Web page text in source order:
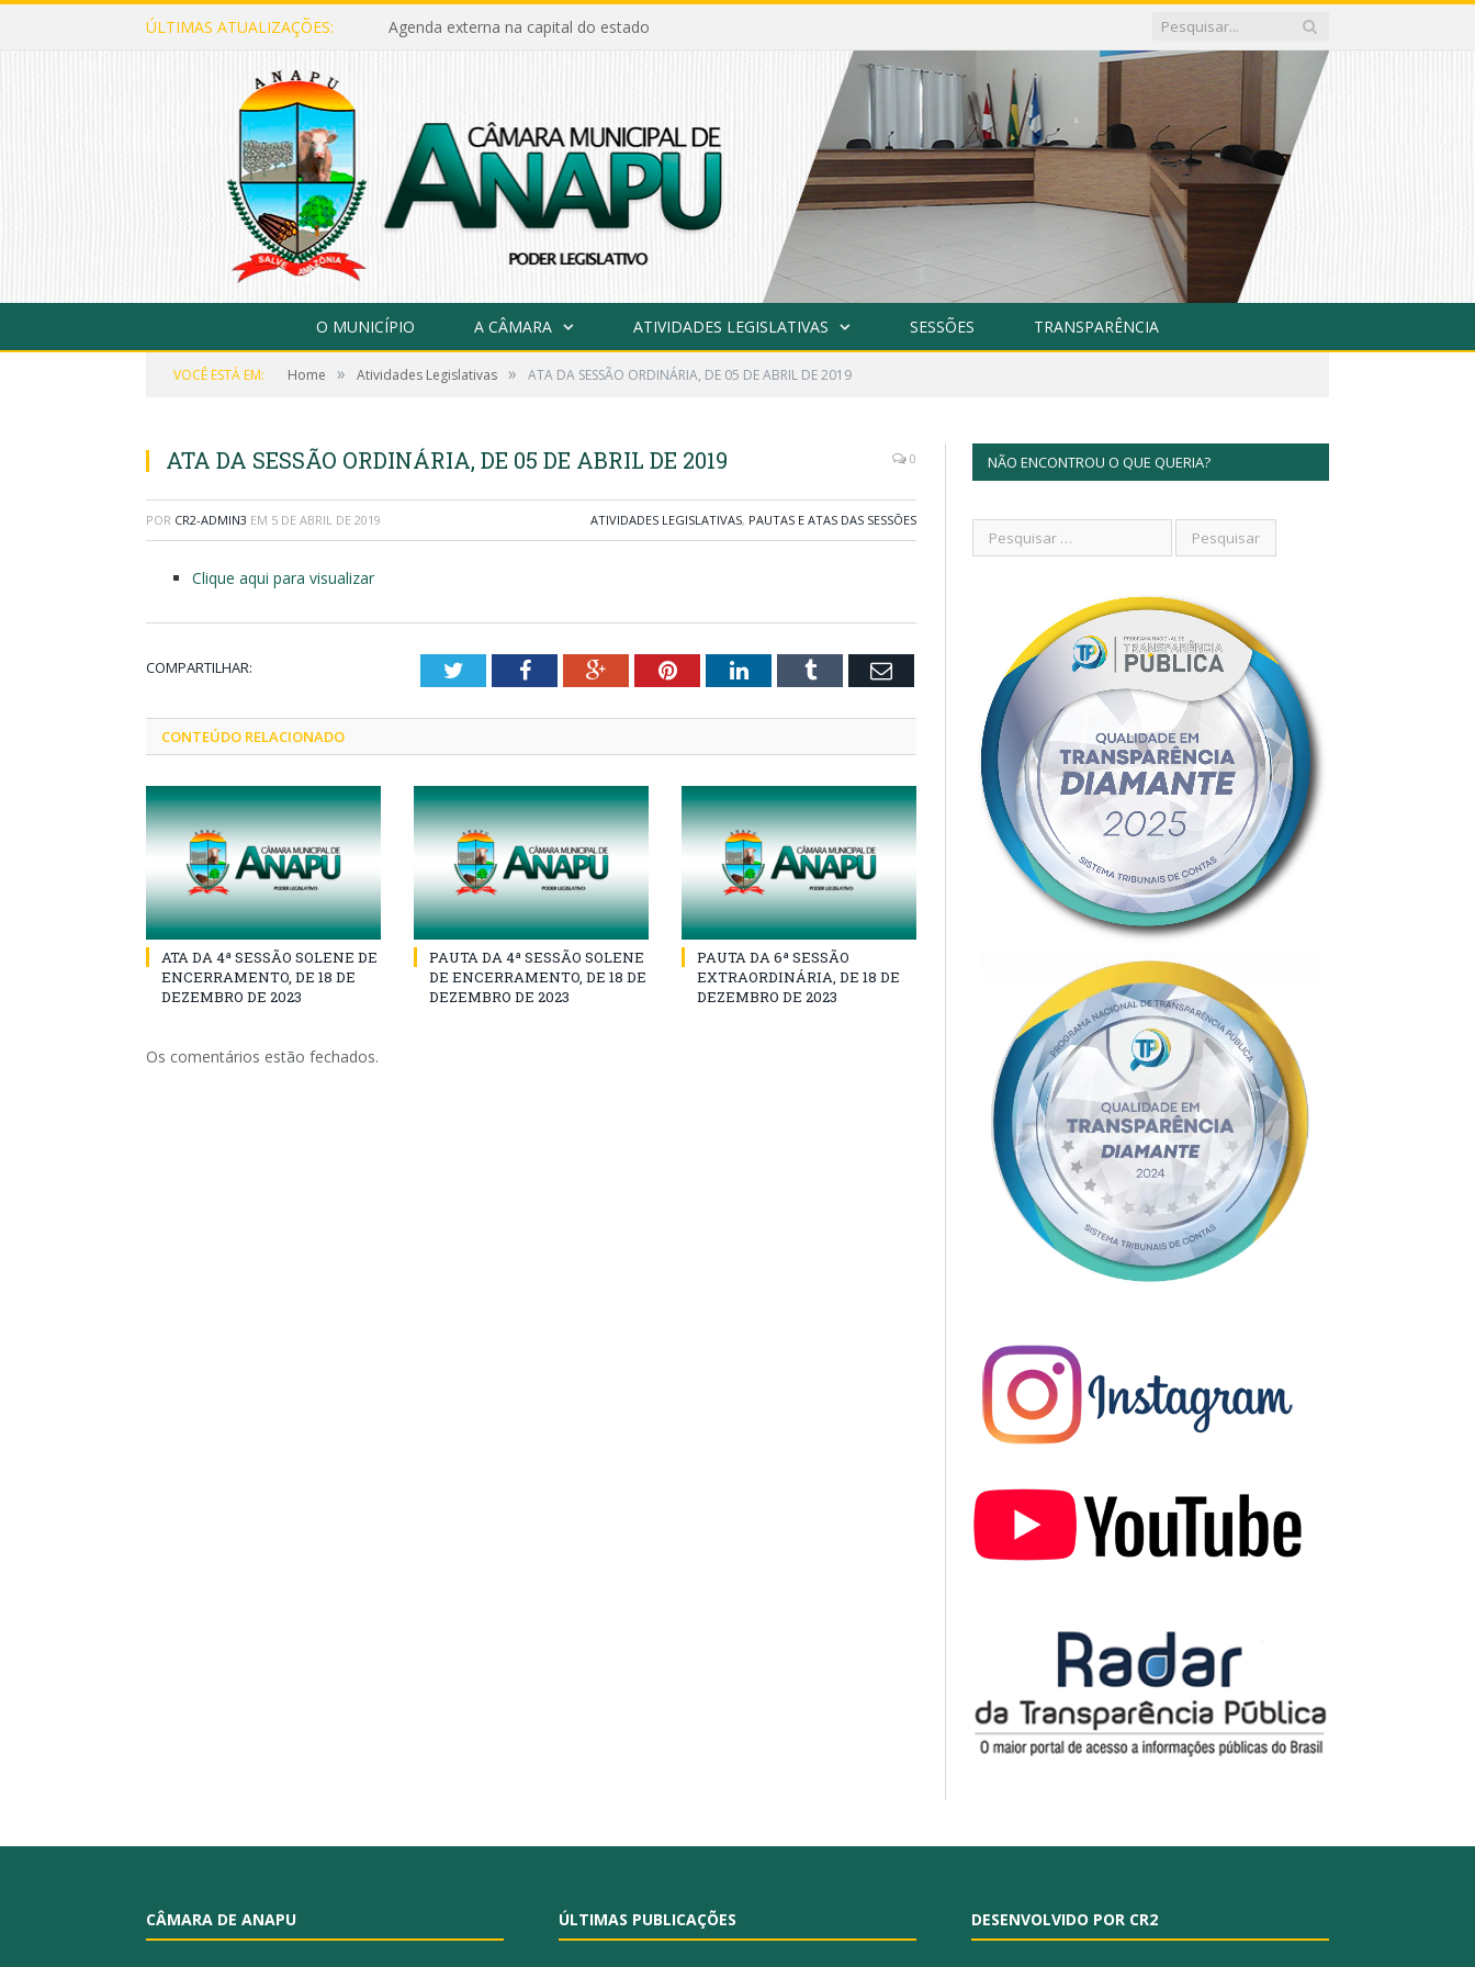
ÚLTIMAS ATUALIZAÇÕES: Agenda externa na capital do estado
O MUNICÍPIO A CÂMARA ATIVIDADES LEGISLATIVAS SESSÕES TRANSPARÊNCIA
VOCÊ ESTÁ EM: Home » Atividades Legislativas » ATA DA SESSÃO ORDINÁRIA, DE 05 DE ABRIL DE 2019
ATA DA SESSÃO ORDINÁRIA, DE 05 DE ABRIL DE 2019 0
POR CR2-ADMIN3 EM 5 DE ABRIL DE 2019 ATIVIDADES LEGISLATIVAS, PAUTAS E ATAS DAS SESSÕES
Clique aqui para visualizar
COMPARTILHAR: TwitterFacebookGoogle+PinterestLinkedInTumblr Email
CONTEÚDO RELACIONADO
ATA DA 4ª SESSÃO SOLENE DE
ENCERRAMENTO, DE 18 DE
DEZEMBRO DE 2023
PAUTA DA 4ª SESSÃO SOLENE
DE ENCERRAMENTO, DE 18 DE
DEZEMBRO DE 2023
PAUTA DA 6ª SESSÃO
EXTRAORDINÁRIA, DE 18 DE
DEZEMBRO DE 2023
Os comentários estão fechados.
NÃO ENCONTROU O QUE QUERIA?
CÂMARA DE ANAPU ÚLTIMAS PUBLICAÇÕES DESENVOLVIDO POR CR2